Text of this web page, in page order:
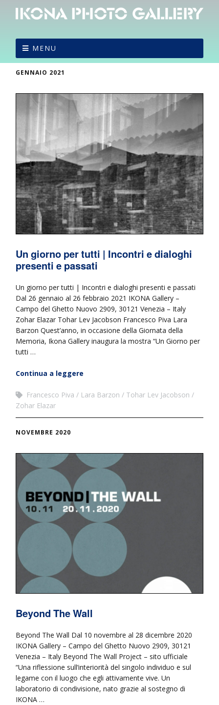
MENU
GENNAIO 2021
Un giorno per tutti | Incontri e dialoghi
presenti e passati
Un giorno per tutti | Incontri e dialoghi presenti e passati
Dal 26 gennaio al 26 febbraio 2021 IKONA Gallery –
Campo del Ghetto Nuovo 2909, 30121 Venezia – Italy
Zohar Elazar Tohar Lev Jacobson Francesco Piva Lara
Barzon Quest’anno, in occasione della Giornata della
Memoria, Ikona Gallery inaugura la mostra “Un Giorno per
tutti …
Continua a leggere
Francesco Piva Lara Barzon
Tohar Lev Jacobson
Zohar Elazar
NOVEMBRE 2020
Beyond The Wall
Beyond The Wall Dal 10 novembre al 28 dicembre 2020
IKONA Gallery – Campo del Ghetto Nuovo 2909, 30121
Venezia – Italy Beyond The Wall Project – sito ufficiale
“Una riflessione sull’interiorità del singolo individuo e sul
legame con il luogo che egli attivamente vive. Un
laboratorio di condivisione, nato grazie al sostegno di
IKONA …